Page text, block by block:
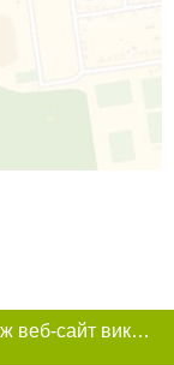
Цей сайт використовує «cookies». Також веб-сайт використовує інтернет-сервіс для збору технічних даних стосовно відвідувачів з метою отримання маркетингової та статистичної інформації. Умови обробки даних відвідувачів сайту див.